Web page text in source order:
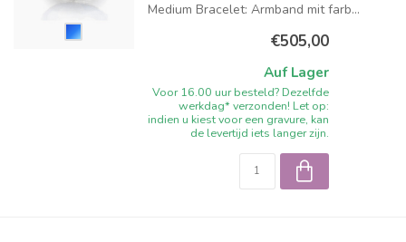
Medium Bracelet: Armband mit farb...
€505,00
Auf Lager
Voor 16.00 uur besteld? Dezelfde
werkdag* verzonden! Let op:
indien u kiest voor een gravure, kan
de levertijd iets langer zijn.